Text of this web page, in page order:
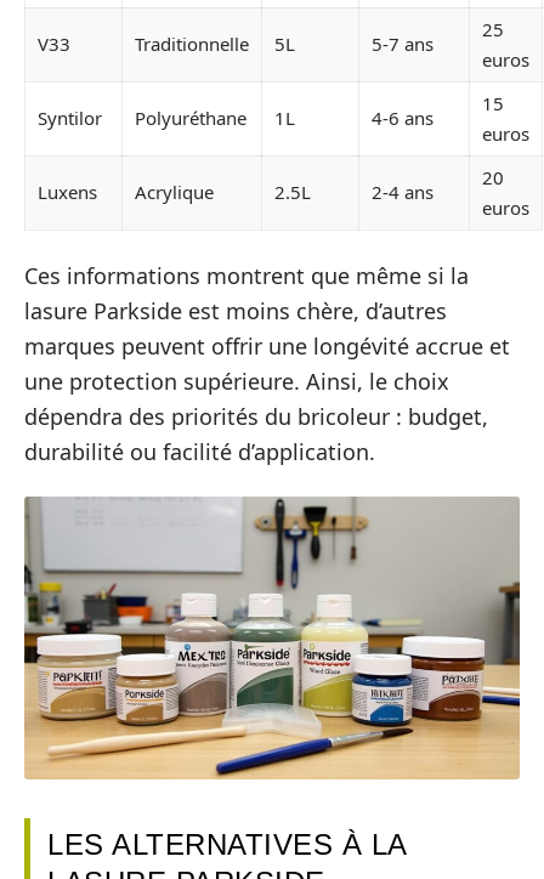
V33 Traditionnelle 5L 5-7 ans
25
euros
Syntilor Polyuréthane 1L 4-6 ans
15
euros
Luxens Acrylique 2.5L 2-4 ans
20
euros
Ces informations montrent que même si la
lasure Parkside est moins chère, d’autres
marques peuvent offrir une longévité accrue et
une protection supérieure. Ainsi, le choix
dépendra des priorités du bricoleur : budget,
durabilité ou facilité d’application.
LES ALTERNATIVES À LA